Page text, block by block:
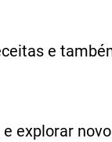
e
explorar